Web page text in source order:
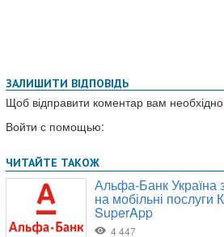
ЗАЛИШИТИ ВІДПОВІДЬ
Щоб відправити коментар вам необхідно
Войти с помощью: